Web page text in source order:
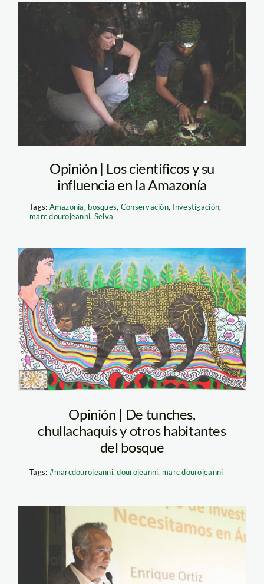
investigadores-en-
madre-de-
dios_thomas-muller
(1)
Opinión | Los científicos y su
influencia en la Amazonía
Tags: Amazonía, bosques, Conservación, Investigación,
marc dourojeanni, Selva
yanapuma—harry-
pinedo
Opinión | De tunches,
chullachaquis y otros habitantes
del bosque
Tags: #marcdourojeanni,dourojeanni, marc dourojeanni
enrique-ortiz—kathy-
bless—spda